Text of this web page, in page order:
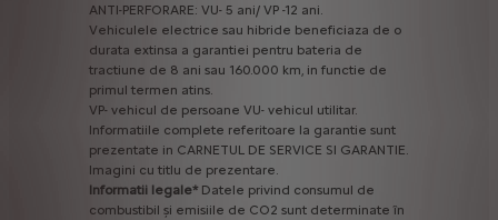
ANTI-PERFORARE: VU- 5 ani/ VP -12 ani.
Vehiculele electrice sau hibride beneficiaza de o
durata extinsa a garantiei pentru bateria de
tractiune de 8 ani sau 160.000 km, in functie de
primul termen atins.
VP- vehicul de persoane VU- vehicul utilitar.
Informatiile complete referitoare la garantie sunt
prezentate in CARNETUL DE SERVICE SI GARANTIE.
Imagini cu titlu de prezentare.
Informatii legale* Datele privind consumul de
combustibil și emisiile de CO2 sunt determinate în